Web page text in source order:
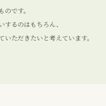
です。
るのはもちろん、
ただきたいと考えています。